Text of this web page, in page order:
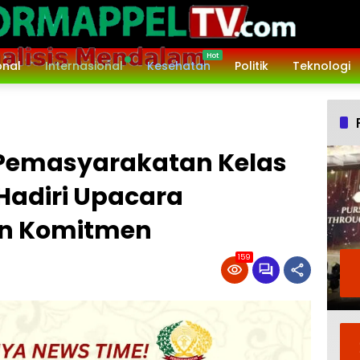
Internasional Kesehatan Politik Teknologi
Kelas
Upacara
Komitmen
159